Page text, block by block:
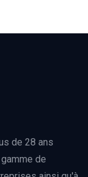
de 28 ans
de